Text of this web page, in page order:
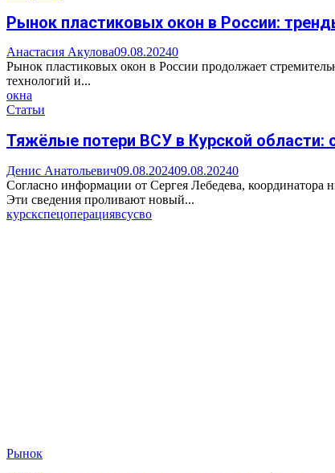
Рынок пластиковых окон в России:
Анастасия Акулова09.08.20240
Рынок пластиковых окон в России продолжает
технологий и...
окна
Статьи
Тяжёлые потери ВСУ в Курской области:
Денис Анатольевич09.08.202409.08.20240
Согласно информации от Сергея Лебедева, координатора
Эти сведения проливают новый...
курскспецоперациявсусво
Рынок